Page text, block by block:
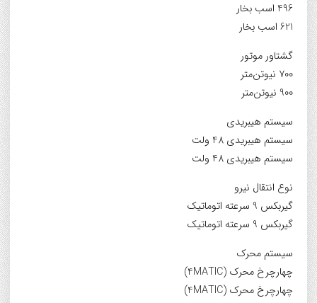
496 اسب بخار
621 اسب بخار
گشتاور موتور
700 نیوتن‌متر
900 نیوتن‌متر
سیستم هیبریدی
سیستم هیبریدی 48 ولت
سیستم هیبریدی 48 ولت
نوع انتقال نیرو
گیربکس 9 سرعته اتوماتیک
گیربکس 9 سرعته اتوماتیک
سیستم محرک
چهارچرخ محرک (4MATIC)
چهارچرخ محرک (4MATIC)